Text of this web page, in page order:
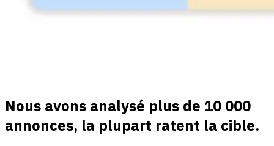
Nous avons analysé plus de 10 000
annonces, la plupart ratent la cible.